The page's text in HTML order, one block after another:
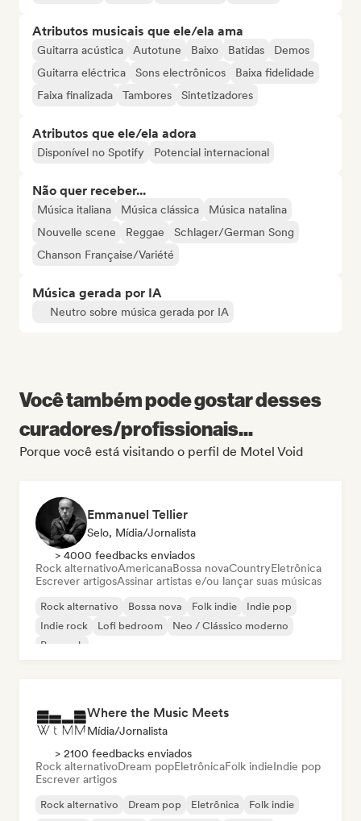
Atributos musicais que ele/ela ama
Guitarra acústica Autotune Baixo Batidas
Demos
Guitarra eléctrica
Sons electrônicos
Baixa fidelidade
Faixa finalizada
Tambores Sintetizadores
Atributos que ele/ela adora
Disponível no Spotify Potencial internacional
Não quer receber...
Música italiana Música clássica
Música natalina
Nouvelle scene
Reggae
Schlager/German Song
Chanson Française/Variété
Música gerada por IA
Neutro sobre música gerada por IA
Você também pode gostar desses
curadores/profissionais...
Porque você está visitando o perfil de Motel Void
Emmanuel Tellier
Selo, Mídia/Jornalista
> 4000 feedbacks enviados
Rock alternativoAmericanaBossa novaCountryEletrônica
Escrever artigosAssinar artistas e/ou lançar suas músicas
Rock alternativo Bossa nova Folk indie
Indie pop
Indie rock
Lofi bedroom
Neo / Clássico moderno
Pop rock
Where the Music Meets
Mídia/Jornalista
> 2100 feedbacks enviados
Rock alternativoDream popEletrônicaFolk indieIndie pop
Escrever artigos
Rock alternativo Dream pop Eletrônica
Folk indie